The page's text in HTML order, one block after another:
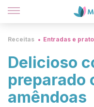
Receitas Entradas e
Delicioso
preparado
amêndoas